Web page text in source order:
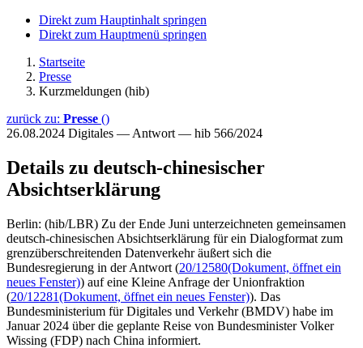
Direkt zum Hauptinhalt springen
Direkt zum Hauptmenü springen
Startseite
Presse
Kurzmeldungen (hib)
zurück zu: Presse ()
26.08.2024 Digitales — Antwort — hib 566/2024
Details zu deutsch-chinesischer
Absichtserklärung
Berlin: (hib/LBR) Zu der Ende Juni unterzeichneten gemeinsamen
deutsch-chinesischen Absichtserklärung für ein Dialogformat zum
grenzüberschreitenden Datenverkehr äußert sich die
Bundesregierung in der Antwort (20/12580(Dokument, öffnet ein
neues Fenster)) auf eine Kleine Anfrage der Unionfraktion
(20/12281(Dokument, öffnet ein neues Fenster)). Das
Bundesministerium für Digitales und Verkehr (BMDV) habe im
Januar 2024 über die geplante Reise von Bundesminister Volker
Wissing (FDP) nach China informiert.